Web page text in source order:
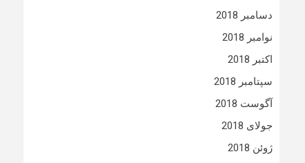
دسامبر 2018
نوامبر 2018
اکتبر 2018
سپتامبر 2018
آگوست 2018
جولای 2018
ژوئن 2018